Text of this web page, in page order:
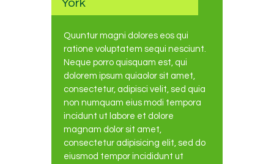
York
Quuntur magni dolores eos qui
ratione voluptatem sequi nesciunt.
Neque porro quisquam est, qui
dolorem ipsum quiaolor sit amet,
consectetur, adipisci velit, sed quia
non numquam eius modi tempora
incidunt ut labore et dolore
magnam dolor sit amet,
consectetur adipisicing elit, sed do
eiusmod tempor incididunt ut